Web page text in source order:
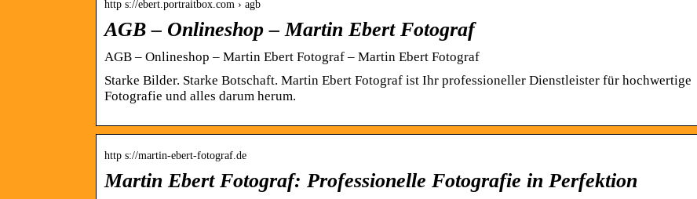
http s://ebert.portraitbox.com › agb
AGB – Onlineshop – Martin Ebert Fotograf
AGB – Onlineshop – Martin Ebert Fotograf – Martin Ebert Fotograf
Starke Bilder. Starke Botschaft. Martin Ebert Fotograf ist Ihr professioneller Dienstleister für hochwertige
Fotografie und alles darum herum.
http s://martin-ebert-fotograf.de
Martin Ebert Fotograf: Professionelle Fotografie in Perfektion